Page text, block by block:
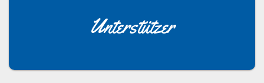
Unterstützer